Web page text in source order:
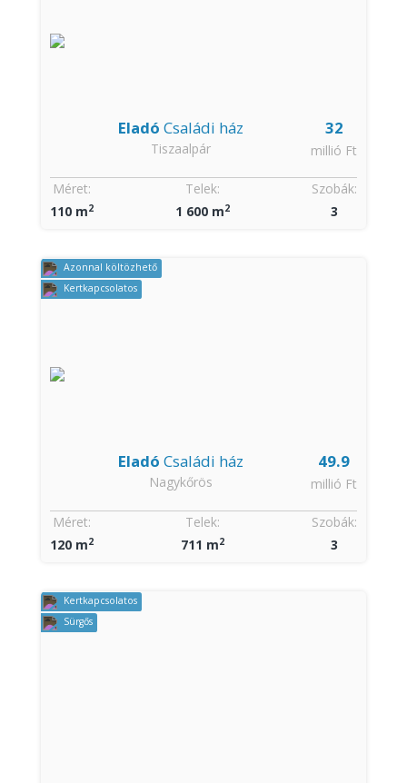
32
millió Ft
Eladó Családi ház
Tiszaalpár
Szobák:
3
Méret:
110 m2
Telek:
1 600 m2
Azonnal költözhető
Kertkapcsolatos
49.9
millió Ft
Eladó Családi ház
Nagykőrös
Szobák:
3
Méret:
120 m2
Telek:
711 m2
Kertkapcsolatos
Sürgős